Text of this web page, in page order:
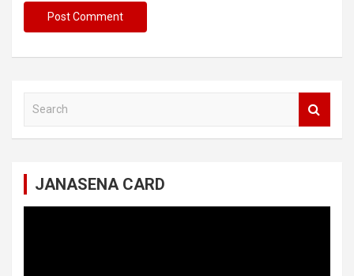
JANASENA CARD